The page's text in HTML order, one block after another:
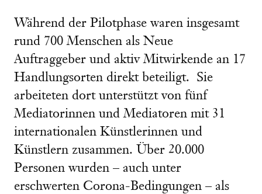
Während der Pilotphase waren insgesamt
rund 700 Menschen als Neue
Auftraggeber und aktiv Mitwirkende an 17
Handlungsorten direkt beteiligt. Sie
arbeiteten dort unterstützt von fünf
Mediatorinnen und Mediatoren mit 31
internationalen Künstlerinnen und
Künstlern zusammen. Über 20.000
Personen wurden – auch unter
erschwerten Corona-Bedingungen – als